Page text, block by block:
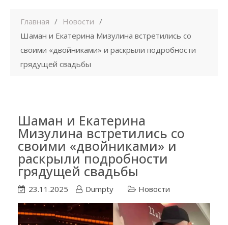
Главная
Новости
Шаман и Екатерина Мизулина встретились со
своими «двойниками» и раскрыли подробности
грядущей свадьбы
Шаман и Екатерина
Мизулина встретились со
своими «двойниками» и
раскрыли подробности
грядущей свадьбы
23.11.2025 Dumpty Новости